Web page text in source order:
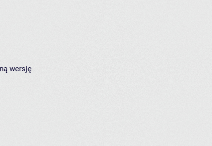
wersję